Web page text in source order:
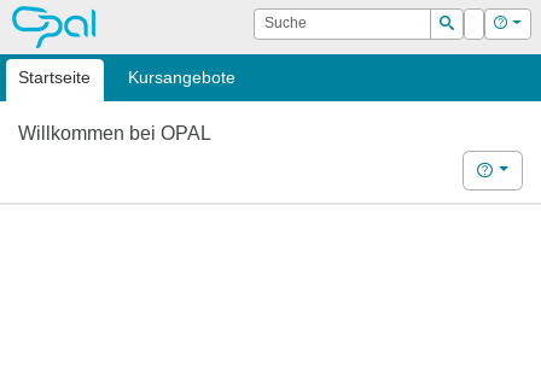
OPAL Suche
Suchen
Login Hilfe
Startseite Kursangebote
Willkommen bei OPAL
Hilfe